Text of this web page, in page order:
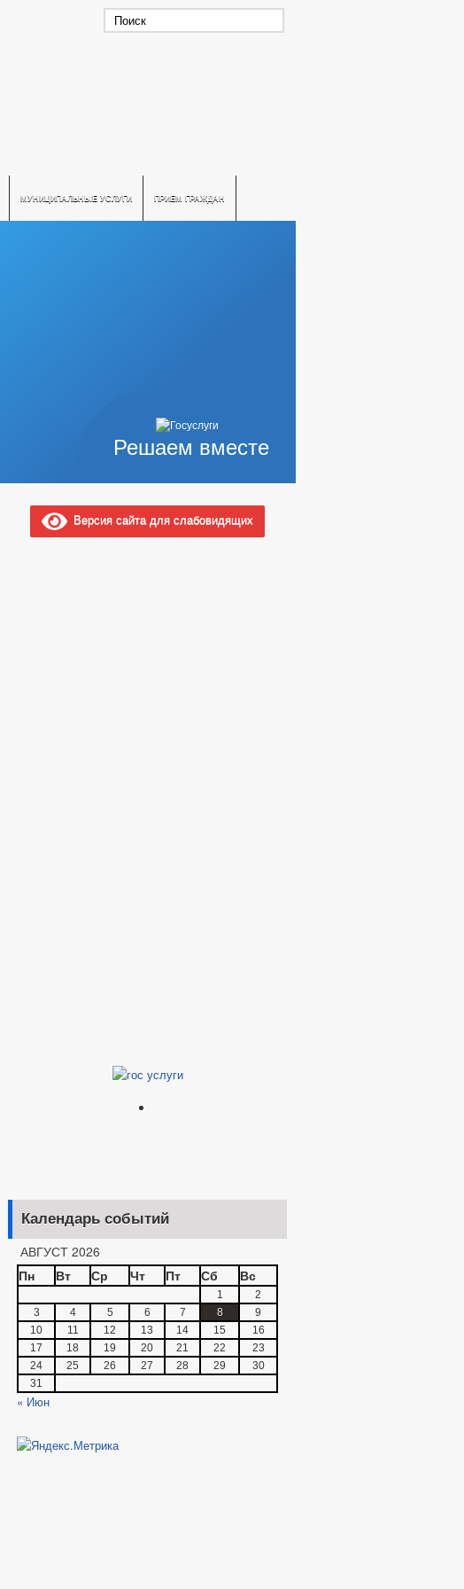
МУНИЦИПАЛЬНЫЕ УСЛУГИ ПРИЕМ ГРАЖДАН
Решаем вместе
Версия сайта для слабовидящих
Календарь событий
АВГУСТ 2026
Пн
Вт Ср Чт Пт Сб Вс
1
2
3
4 5 6 7 8
9
10
11 12 13 14 15
16
17
18 19 20 21 22
23
24
25 26 27 28 29
30
31
« Июн